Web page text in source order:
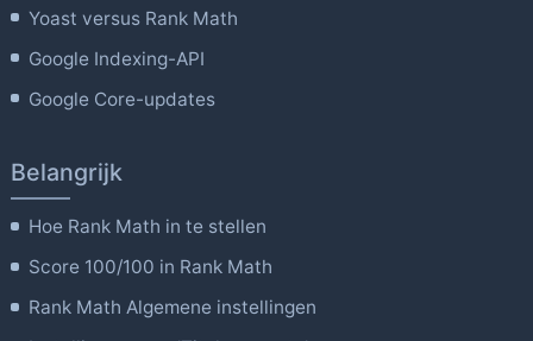
Yoast versus Rank Math
Google Indexing-API
Google Core-updates
Belangrijk
Hoe Rank Math in te stellen
Score 100/100 in Rank Math
Rank Math Algemene instellingen